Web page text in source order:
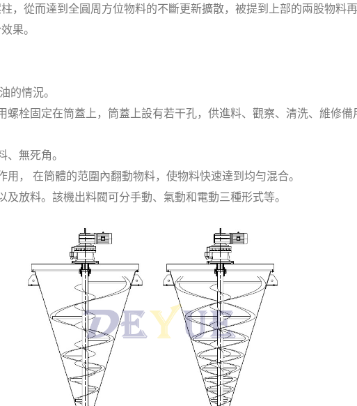
，從而達到全圓周方位物料的不斷更新擴散，被提到上部的兩股物料
果。
的情況。
栓固定在筒蓋上，筒蓋上設有若干孔，供進料、觀察、清洗、維修備
無死角。
， 在筒體的范圍內翻動物料，使物料快速達到均勻混合。
放料。該機出料閥可分手動、氣動和電動三種形式等。